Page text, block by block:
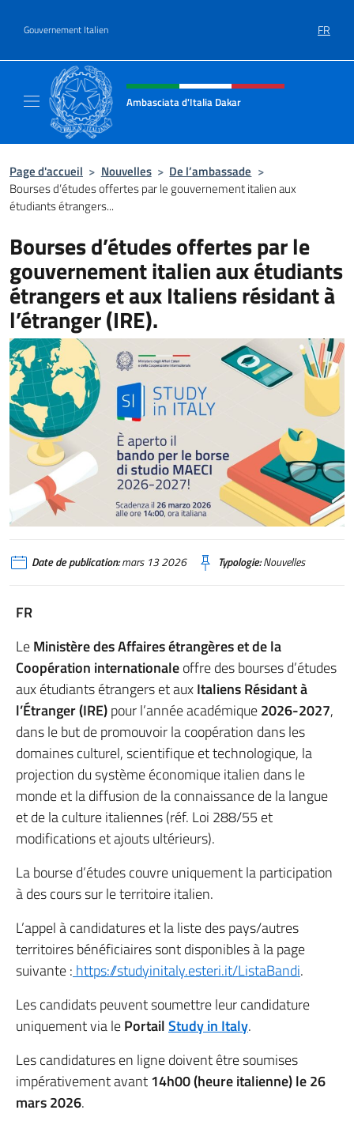
Gouvernement Italien FR
Site Web, social et en-tête de
Ambasciata d'Italia Dakar
Page d'accueil > Nouvelles > De l’ambassade >
Bourses d’études offertes par le gouvernement italien aux
étudiants étrangers...
Bourses d’études offertes par le
gouvernement italien aux étudiants
étrangers et aux Italiens résidant à
l’étranger (IRE).
Date de publication:mars 13 2026 Typologie:Nouvelles
FR
LeMinistère des Affaires étrangères et de la
Coopération internationaleoffre des bourses d’études
aux étudiants étrangers et auxItaliens Résidant à
l’Étranger (IRE)pour l’année académique2026-2027,
dans le but de promouvoir la coopération dans les
domaines culturel, scientifique et technologique, la
projection du système économique italien dans le
monde et la diffusion de la connaissance de la langue
et de la culture italiennes (réf. Loi 288/55 et
modifications et ajouts ultérieurs).
La bourse d’études couvre uniquement la participation
à des cours sur le territoire italien.
L’appel à candidatures et la liste des pays/autres
territoires bénéficiaires sont disponibles à la page
suivante :https://studyinitaly.esteri.it/ListaBandi.
Les candidats peuvent soumettre leur candidature
uniquement via lePortailStudy in Italy.
Les candidatures en ligne doivent être soumises
impérativement avant14h00 (heure italienne) le 26
mars 2026.